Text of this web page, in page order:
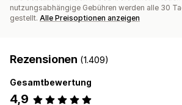
nutzungsabhängige Gebühren werden alle 30
gestellt. Alle Preisoptionen anzeigen
Rezensionen (1.409)
Gesamtbewertung
4,9